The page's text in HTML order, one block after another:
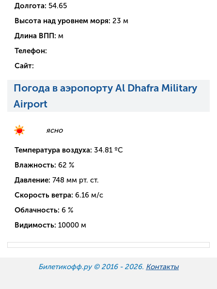
Долгота: 54.65
Высота над уровнем моря: 23 м
Длина ВПП: м
Телефон:
Сайт:
Погода в аэропорту Al Dhafra Military
Airport
ясно
Температура воздуха: 34.81 ºC
Влажность: 62 %
Давление: 748 мм рт. ст.
Скорость ветра: 6.16 м/с
Облачность: 6 %
Видимость: 10000 м
Билетикофф.ру © 2016 - 2026. Контакты